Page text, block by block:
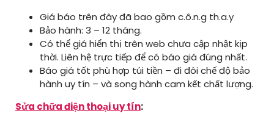
Giá báo trên đây đã bao gồm c.ô.n.g th.a.y
Bảo hành: 3 – 12 tháng.
Có thể giá hiển thị trên web chưa cập nhật kịp
thời. Liên hệ trực tiếp để có báo giá đúng nhất.
Báo giá tốt phù hợp túi tiền – đi đôi chế độ bảo
hành uy tín – và song hành cam kết chất lượng.
Sửa chữa điện thoại uy tín: